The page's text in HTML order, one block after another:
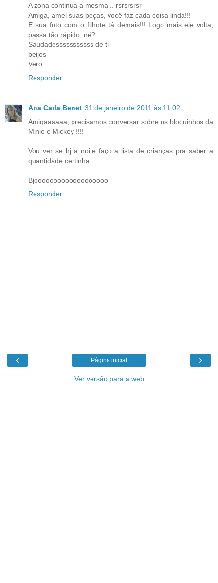
A zona continua a mesma... rsrsrsrsr
Amiga, amei suas peças, você faz cada coisa linda!!!
E sua foto com o filhote tá demais!!! Logo mais ele volta,
passa tão rápido, né?
Saudadesssssssssss de ti
beijos
Vero
Responder
Ana Carla Benet 31 de janeiro de 2011 às 11:02
Amigaaaaaa, precisamos conversar sobre os bloquinhos da
Minie e Mickey !!!!
Vou ver se hj a noite faço a lista de crianças pra saber a
quantidade certinha.
Bjooooooooooooooooooo
Responder
‹ ›
Página inicial
Ver versão para a web